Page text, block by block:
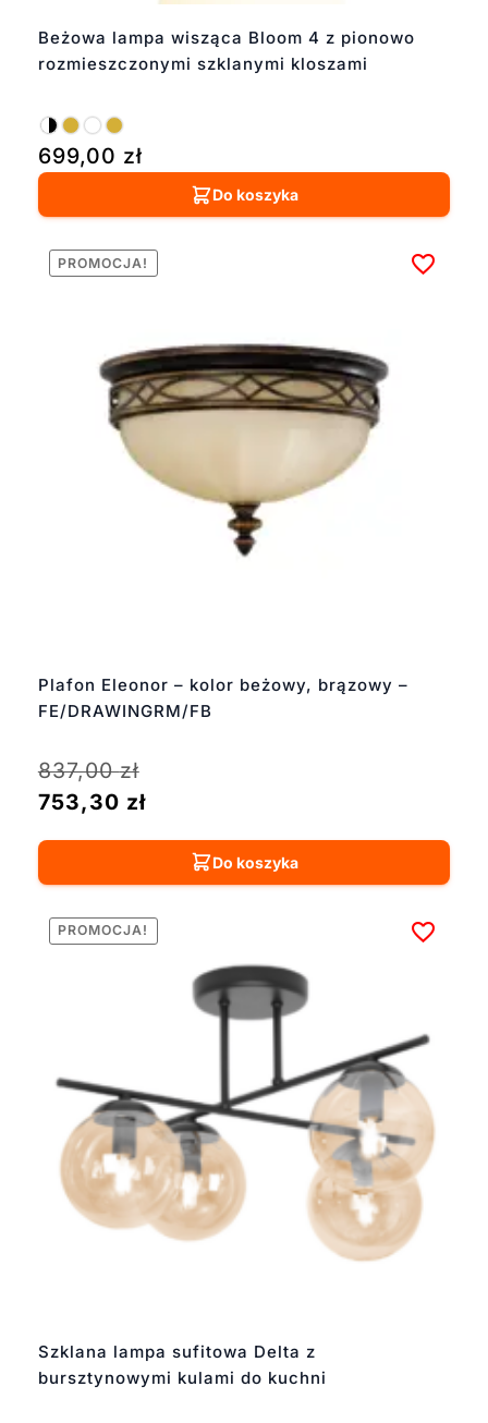
Beżowa lampa wisząca Bloom 4 z pionowo
rozmieszczonymi szklanymi kloszami
699,00 zł
Do koszyka
Plafon Eleonor – kolor beżowy, brązowy –
FE/DRAWINGRM/FB
PROMOCJA!
837,00zł
753,30 zł
Do koszyka
Szklana lampa sufitowa Delta z
bursztynowymi kulami do kuchni
PROMOCJA!